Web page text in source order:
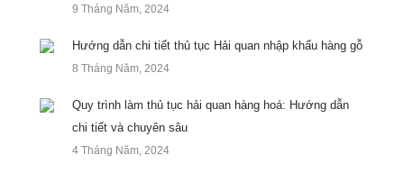
9 Tháng Năm, 2024
Hướng dẫn chi tiết thủ tục Hải quan nhập khẩu hàng gỗ
8 Tháng Năm, 2024
Quy trình làm thủ tục hải quan hàng hoá: Hướng dẫn
chi tiết và chuyên sâu
4 Tháng Năm, 2024